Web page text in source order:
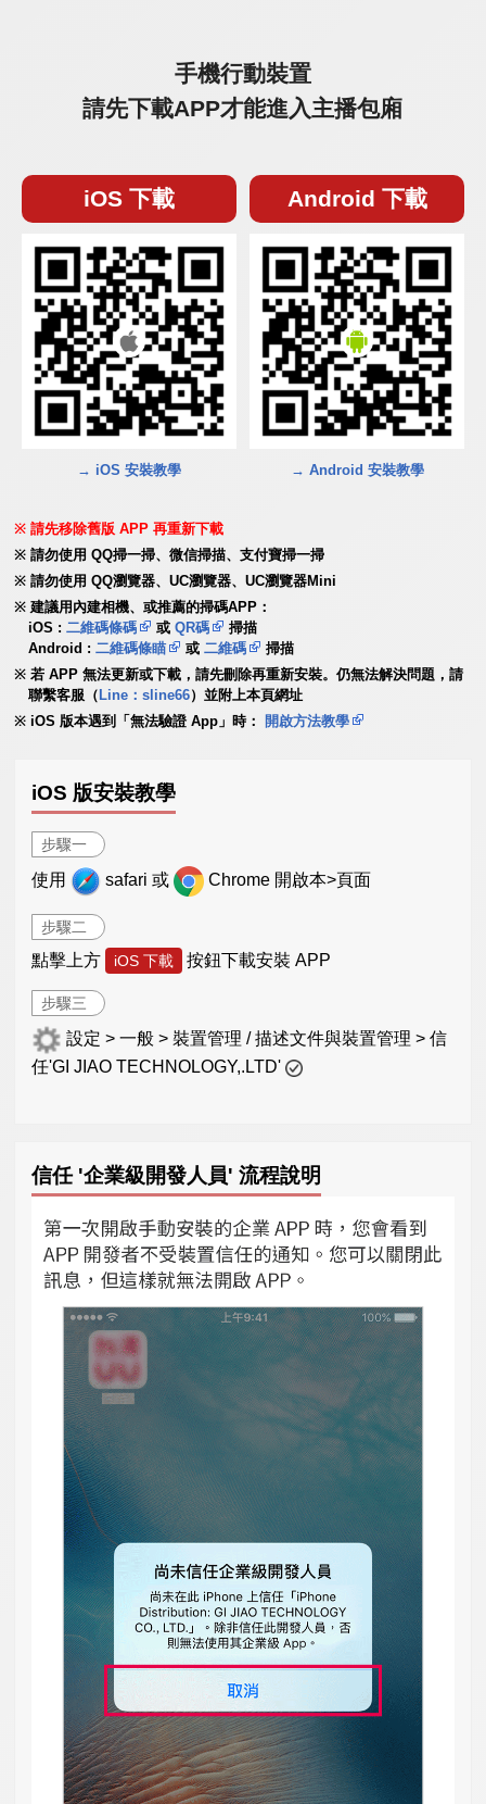
手機行動裝置
請先下載APP才能進入主播包廂
iOS 下載
→ iOS 安裝教學
Android 下載
→ Android 安裝教學
請先移除舊版 APP 再重新下載
請勿使用 QQ掃一掃、微信掃描、支付寶掃一掃
請勿使用 QQ瀏覽器、UC瀏覽器、UC瀏覽器Mini
建議用內建相機、或推薦的掃碼APP：
iOS :二維碼條碼 或QR碼
掃描
Android :二維碼條瞄 或二維碼
掃描
若 APP 無法更新或下載，請先刪除再重新安裝。仍無法解決問題，請
聯繫客服（ Line：sline66）並附上本頁網址
iOS 版本遇到「無法驗證 App」時：
開啟方法教學
iOS 版安裝教學
步驟一
使用 safari 或 Chrome 開啟本>頁面
步驟二
點擊上方 iOS 下載 按鈕下載安裝 APP
步驟三
設定 > 一般 > 裝置管理 / 描述文件與裝置管理 > 信
任'GI JIAO TECHNOLOGY,.LTD'
信任 '企業級開發人員' 流程說明